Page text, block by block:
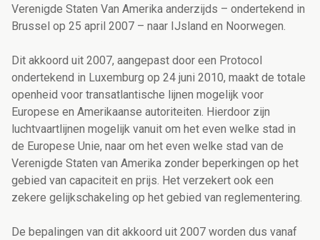
Verenigde Staten Van Amerika anderzijds – ondertekend in
Brussel op 25 april 2007 – naar IJsland en Noorwegen.
Dit akkoord uit 2007, aangepast door een Protocol
ondertekend in Luxemburg op 24 juni 2010, maakt de totale
openheid voor transatlantische lijnen mogelijk voor
Europese en Amerikaanse autoriteiten. Hierdoor zijn
luchtvaartlijnen mogelijk vanuit om het even welke stad in
de Europese Unie, naar om het even welke stad van de
Verenigde Staten van Amerika zonder beperkingen op het
gebied van capaciteit en prijs. Het verzekert ook een
zekere gelijkschakeling op het gebied van reglementering.
De bepalingen van dit akkoord uit 2007 worden dus vanaf